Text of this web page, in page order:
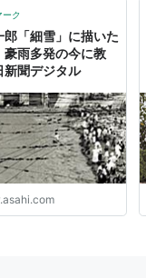
楽雑誌ではときどき
ーク
郎「細雪」に描いた
雨多発の今に教
新聞デジタル